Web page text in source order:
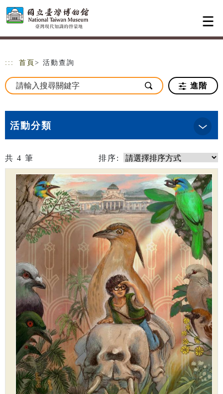
跳到主要內容
網站導覽
::: 首頁 > 活動查詢
進階
活動分類
共 4 筆 排序: